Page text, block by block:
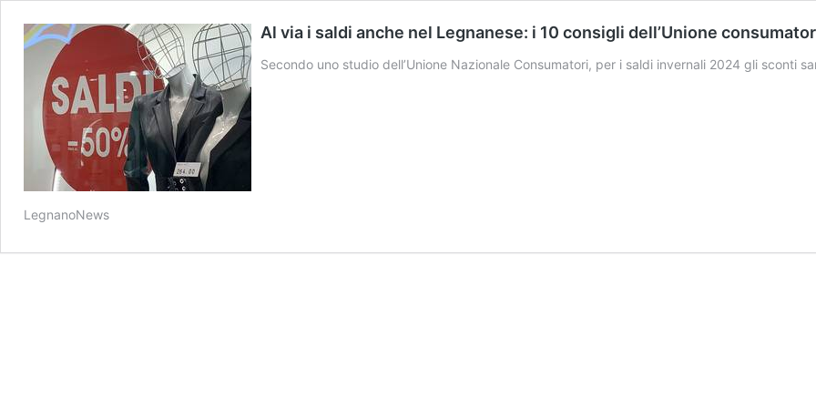
Al via i saldi anche nel Legnanese: i 10 consigli dell’Unione
Secondo uno studio dell’Unione Nazionale Consumatori, per i saldi invernali 2024 gli sconti
LegnanoNews